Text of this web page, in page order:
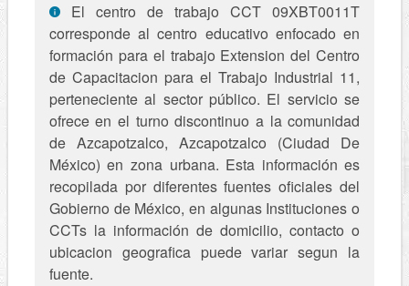
El centro de trabajo CCT 09XBT0011T
corresponde al centro educativo enfocado en
formación para el trabajo Extension del Centro
de Capacitacion para el Trabajo Industrial 11,
perteneciente al sector público. El servicio se
ofrece en el turno discontinuo a la comunidad
de Azcapotzalco, Azcapotzalco (Ciudad De
México) en zona urbana. Esta información es
recopilada por diferentes fuentes oficiales del
Gobierno de México, en algunas Instituciones o
CCTs la información de domicilio, contacto o
ubicacion geografica puede variar segun la
fuente.